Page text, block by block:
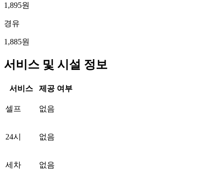
1,895원
경유
1,885원
서비스 및 시설 정보
서비스 제공 여부
셀프 없음
24시 없음
세차 없음